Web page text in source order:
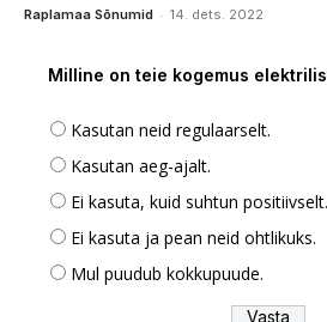
Raplamaa Sõnumid - 14. dets. 2022
Milline on teie kogemus
Kasutan neid regulaarselt.
Kasutan aeg-ajalt.
Ei kasuta, kuid suhtun positiivselt.
Ei kasuta ja pean neid ohtlikuks.
Mul puudub kokkupuude.